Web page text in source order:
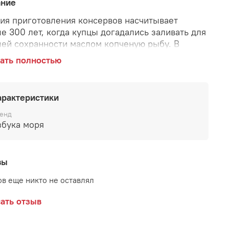
приготовления консервов насчитывает
300 лет, когда купцы догадались заливать для
сохранности маслом копченую рыбу. В
нам виде они появились с продвижением
рынке консервов фабричного
этих консервов используют тюльку,
молодь сельди и др. Улучшает обмен веществ
внешний вид кожи и волос.
полностью
моря
еще никто не оставлял
отзыв